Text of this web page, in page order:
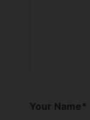
Your Name*